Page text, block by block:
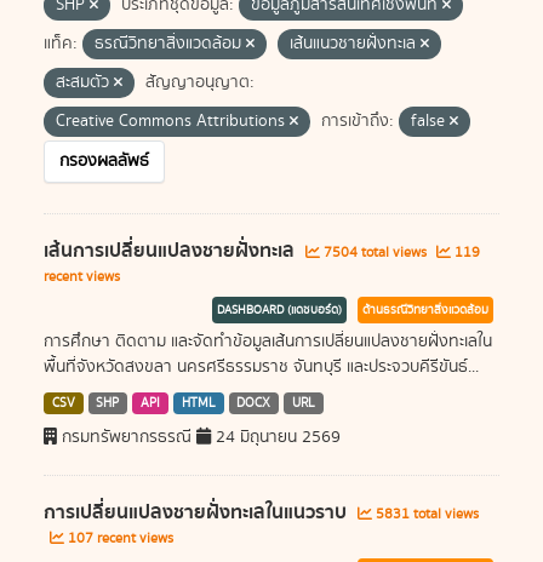
SHP
ประเภทชุดข้อมูล:
ข้อมูลภูมิสารสนเทศเชิงพื้นที่
แท็ค:
ธรณีวิทยาสิ่งแวดล้อม
เส้นแนวชายฝั่งทะเล
สะสมตัว
สัญญาอนุญาต:
Creative Commons Attributions
การเข้าถึง:
false
กรองผลลัพธ์
เส้นการเปลี่ยนแปลงชายฝั่งทะเล 7504 total views
119
recent views
DASHBOARD (แดชบอร์ด) ด้านธรณีวิทยาสิ่งแวดล้อม
การศึกษา ติดตาม และจัดทำข้อมูลเส้นการเปลี่ยนแปลงชายฝั่งทะเลใน
พื้นที่จังหวัดสงขลา นครศรีธรรมราช จันทบุรี และประจวบคีรีขันธ์...
CSV SHP API HTML DOCX URL
กรมทรัพยากรธรณี 24 มิถุนายน 2569
การเปลี่ยนแปลงชายฝั่งทะเลในแนวราบ
5831 total views
107 recent views